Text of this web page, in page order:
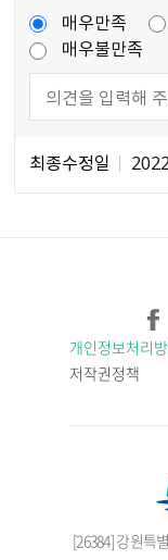
매우만족
매우불만족
최종수정일
개인정보처리
저작권정책
[26384] 강원특